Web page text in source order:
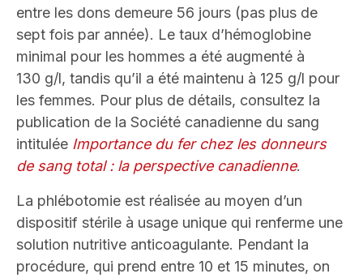
entre les dons demeure 56 jours (pas plus de
sept fois par année). Le taux d’hémoglobine
minimal pour les hommes a été augmenté à
130 g/l, tandis qu’il a été maintenu à 125 g/l pour
les femmes. Pour plus de détails, consultez la
publication de la Société canadienne du sang
intitulée Importance du fer chez les donneurs
de sang total : la perspective canadienne.
La phlébotomie est réalisée au moyen d’un
dispositif stérile à usage unique qui renferme une
solution nutritive anticoagulante. Pendant la
procédure, qui prend entre 10 et 15 minutes, on